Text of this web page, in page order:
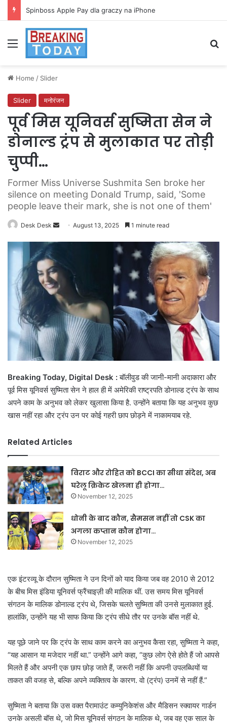
Spinboss Apple Pay dla graczy na iPhone
Menu
Home / Slider
Slider मनोरंजन
पूर्व मिस यूनिवर्स सुष्मिता सेन ने
डोनाल्ड ट्रंप से मुलाकात पर तोड़ी
चुप्पी…
Former Miss Universe Sushmita Sen broke her
silence on meeting Donald Trump, said, 'Some
people leave their mark, she is not one of them'
Desk Desk
SendAugust 13, 2025 1 minute read
Breaking Today, Digital Desk :बॉलीवुड की जानी-मानी अदाकारा और
पूर्व मिस यूनिवर्स सुष्मिता सेन ने हाल ही में अमेरिकी राष्ट्रपति डोनाल्ड ट्रंप के साथ
अपने काम के अनुभव को लेकर खुलासा किया है. उन्होंने बताया कि यह अनुभव कुछ
खास नहीं रहा और ट्रंप उन पर कोई गहरी छाप छोड़ने में नाकामयाब रहे.
Related Articles
विराट और रोहित को BCCI का सीधा संदेश, अब
घरेलू क्रिकेट खेलना ही होगा…
November 12, 2025
धोनी के बाद कौन, सैमसन नहीं तो CSK का
अगला कप्तान कौन होगा…
November 12, 2025
एक इंटरव्यू के दौरान सुष्मिता ने उन दिनों को याद किया जब वह 2010 से 2012
के बीच मिस इंडिया यूनिवर्स फ्रैंचाइज़ी की मालिक थीं. उस समय मिस यूनिवर्स
संगठन के मालिक डोनाल्ड ट्रंप थे, जिसके चलते सुष्मिता की उनसे मुलाकात हुई.
हालांकि, उन्होंने यह भी साफ किया कि ट्रंप सीधे तौर पर उनके बॉस नहीं थे.
यह पूछे जाने पर कि ट्रंप के साथ काम करने का अनुभव कैसा रहा, सुष्मिता ने कहा,
“यह आसान या मजेदार नहीं था.” उन्होंने आगे कहा, “कुछ लोग ऐसे होते हैं जो आपसे
मिलते हैं और अपनी एक छाप छोड़ जाते हैं, जरूरी नहीं कि अपनी उपलब्धियों या
ताकत की वजह से, बल्कि अपने व्यक्तित्व के कारण. वो (ट्रंप) उनमें से नहीं हैं.”
सुष्मिता ने बताया कि उस वक्त पैरामाउंट कम्युनिकेशंस और मैडिसन स्क्वायर गार्डन
उनके असली बॉस थे, जो मिस यूनिवर्स संगठन के मालिक थे, जब वह एक साल के